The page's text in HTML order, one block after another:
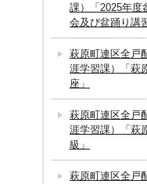
課）「2025年度
会及び盆踊り講
萩原町連区全戸
涯学習課）「萩
座」
萩原町連区全戸
涯学習課）「萩
級」
萩原町連区全戸